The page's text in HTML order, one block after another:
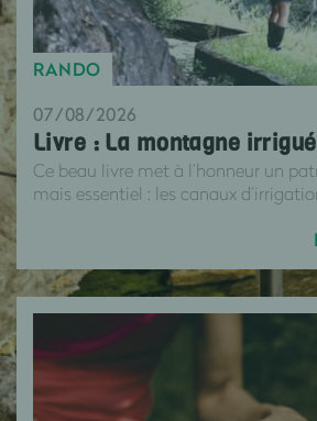
RANDO
07/08/2026
Livre : La montagne
Ce beau livre met à l’honneur un
mais essentiel : les canaux